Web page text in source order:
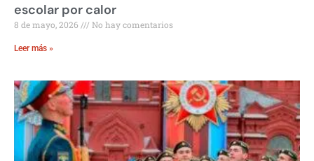
escolar por calor
8 de mayo, 2026 No hay comentarios
Leer más »